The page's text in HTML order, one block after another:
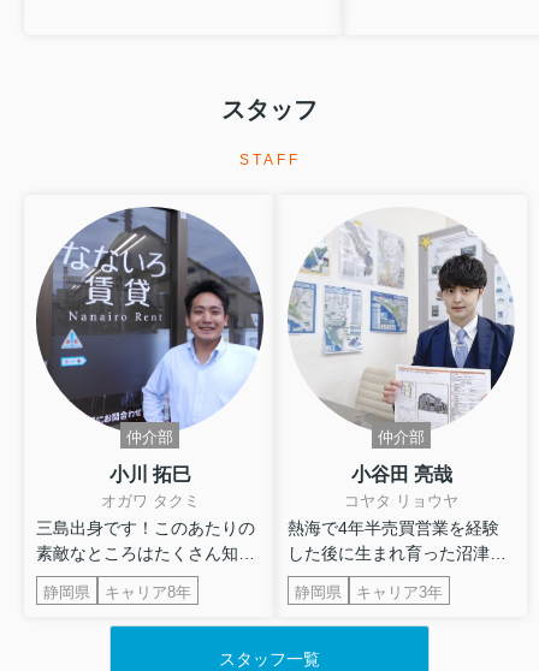
酷暑の折ですが、皆様どうぞご自愛くださ
2025.04.29
☆GW休暇のお知らせ☆
5月3日～5月7日の間は休暇とさせて頂きます。
お問い合わせいただきました対応は休暇明けとさせて頂
弊社管理物件にお住いのお客様は
不具合等があった場合は以下の電話番号にお電話をお願
い致します。
↓↓↓↓↓↓↓↓↓↓↓↓↓↓↓↓↓
スタッフ
STAFF
仲介部
小川 拓巳
オガワ タクミ
三島出身です！このあたりの
素敵なところはたくさん知っ
ておりま...
静岡県 キャリア8年
仲介部
小谷田 亮哉
コヤタ リョウヤ
熱海で4年半売買営業を経験
した後に生まれ育った沼津に
戻ってま...
静岡県 キャリア3年
スタッフ一覧